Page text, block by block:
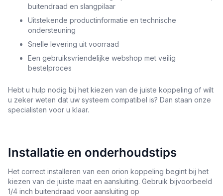
buitendraad en slangpilaar
Uitstekende productinformatie en technische
ondersteuning
Snelle levering uit voorraad
Een gebruiksvriendelijke webshop met veilig
bestelproces
Hebt u hulp nodig bij het kiezen van de juiste koppeling of wilt
u zeker weten dat uw systeem compatibel is? Dan staan onze
specialisten voor u klaar.
Installatie en onderhoudstips
Het correct installeren van een orion koppeling begint bij het
kiezen van de juiste maat en aansluiting. Gebruik bijvoorbeeld
1/4 inch buitendraad voor aansluiting op